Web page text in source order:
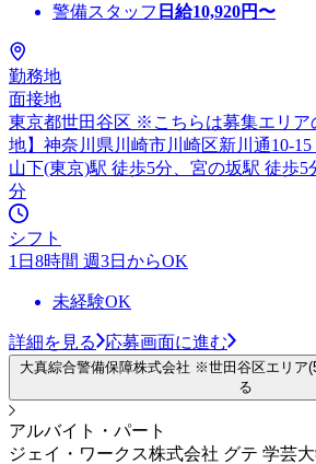
警備スタッフ 日給10,920円〜
勤務地
面接地
東京都世田谷区 ※こちらは募集エリア
地】神奈川県川崎市川崎区新川通10-15
山下(東京)駅 徒歩5分、宮の坂駅 徒歩5
分
シフト
1日8時間 週3日からOK
未経験OK
詳細を見る 応募画面に進む
大真綜合警備保障株式会社 ※世田谷区エリア
る
アルバイト・パート
ジェイ・ワークス株式会社 グテ 学芸